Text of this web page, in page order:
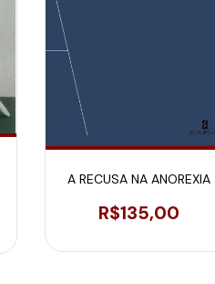
A RECUSA NA ANOREXIA
R$135,00